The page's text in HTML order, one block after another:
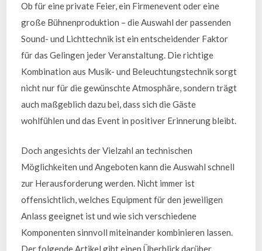
Ob für eine private Feier, ein Firmenevent oder eine
große Bühnenproduktion – die Auswahl der passenden
Sound- und Lichttechnik ist ein entscheidender Faktor
für das Gelingen jeder Veranstaltung. Die richtige
Kombination aus Musik- und Beleuchtungstechnik sorgt
nicht nur für die gewünschte Atmosphäre, sondern trägt
auch maßgeblich dazu bei, dass sich die Gäste
wohlfühlen und das Event in positiver Erinnerung bleibt.
Doch angesichts der Vielzahl an technischen
Möglichkeiten und Angeboten kann die Auswahl schnell
zur Herausforderung werden. Nicht immer ist
offensichtlich, welches Equipment für den jeweiligen
Anlass geeignet ist und wie sich verschiedene
Komponenten sinnvoll miteinander kombinieren lassen.
Der folgende Artikel gibt einen Überblick darüber,